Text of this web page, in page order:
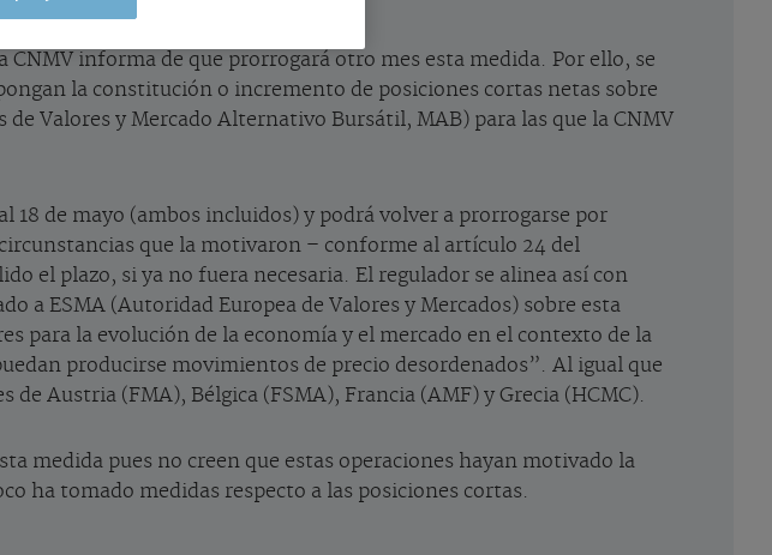
informa de que prorrogará otro mes esta medida. Por ello, se
la constitución o incremento de posiciones cortas netas sobre
Valores y Mercado Alternativo Bursátil, MAB) para las que la CNMV
18 de mayo (ambos incluidos) y podrá volver a prorrogarse por
que la motivaron – conforme al artículo 24 del
el plazo, si ya no fuera necesaria. El regulador se alinea así con
a ESMA (Autoridad Europea de Valores y Mercados) sobre esta
para la evolución de la economía y el mercado en el contexto de la
producirse movimientos de precio desordenados”. Al igual que
Austria (FMA), Bélgica (FSMA), Francia (AMF) y Grecia (HCMC).
medida pues no creen que estas operaciones hayan motivado la
ha tomado medidas respecto a las posiciones cortas.